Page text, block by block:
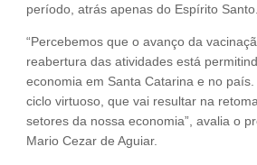
período, atrás apenas do Espírito Santo.
“Percebemos que o avanço da
reabertura das atividades está
economia em Santa Catarina e no
ciclo virtuoso, que vai resultar na
setores da nossa economia”, avalia o
Mario Cezar de Aguiar.